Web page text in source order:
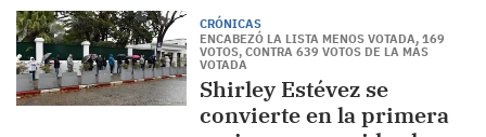
CRÓNICAS
ENCABEZÓ LA LISTA MENOS VOTADA, 169
VOTOS, CONTRA 639 VOTOS DE LA MÁS
VOTADA
Shirley Estévez se
convierte en la primera